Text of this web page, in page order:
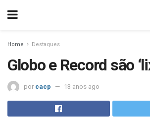
Home Destaques
Globo e Record são
por cacp 13 anos ago